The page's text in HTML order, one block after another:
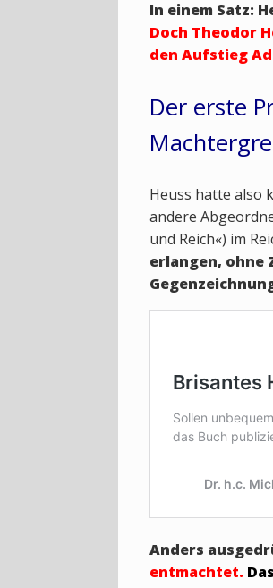
In einem Satz:
Doch Theodor
den Aufstieg
Der erste
Heuss hatte also
andere
und Reich«) im
erlangen, ohne
Anders
entmachtet.